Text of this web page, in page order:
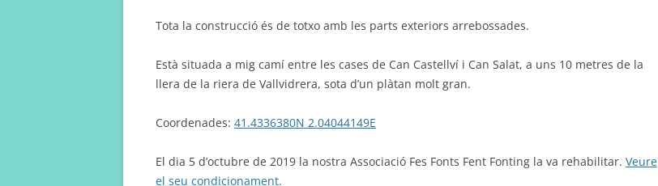
Tota la construcció és de totxo amb les parts exteriors arrebossades.
Està situada a mig camí entre les cases de Can Castellví i Can Salat, a uns 10 metres de la
llera de la riera de Vallvidrera, sota d’un plàtan molt gran.
Coordenades: 41.4336380N 2.04044149E
El dia 5 d’octubre de 2019 la nostra Associació Fes Fonts Fent Fonting la va rehabilitar. Veure
el seu condicionament.